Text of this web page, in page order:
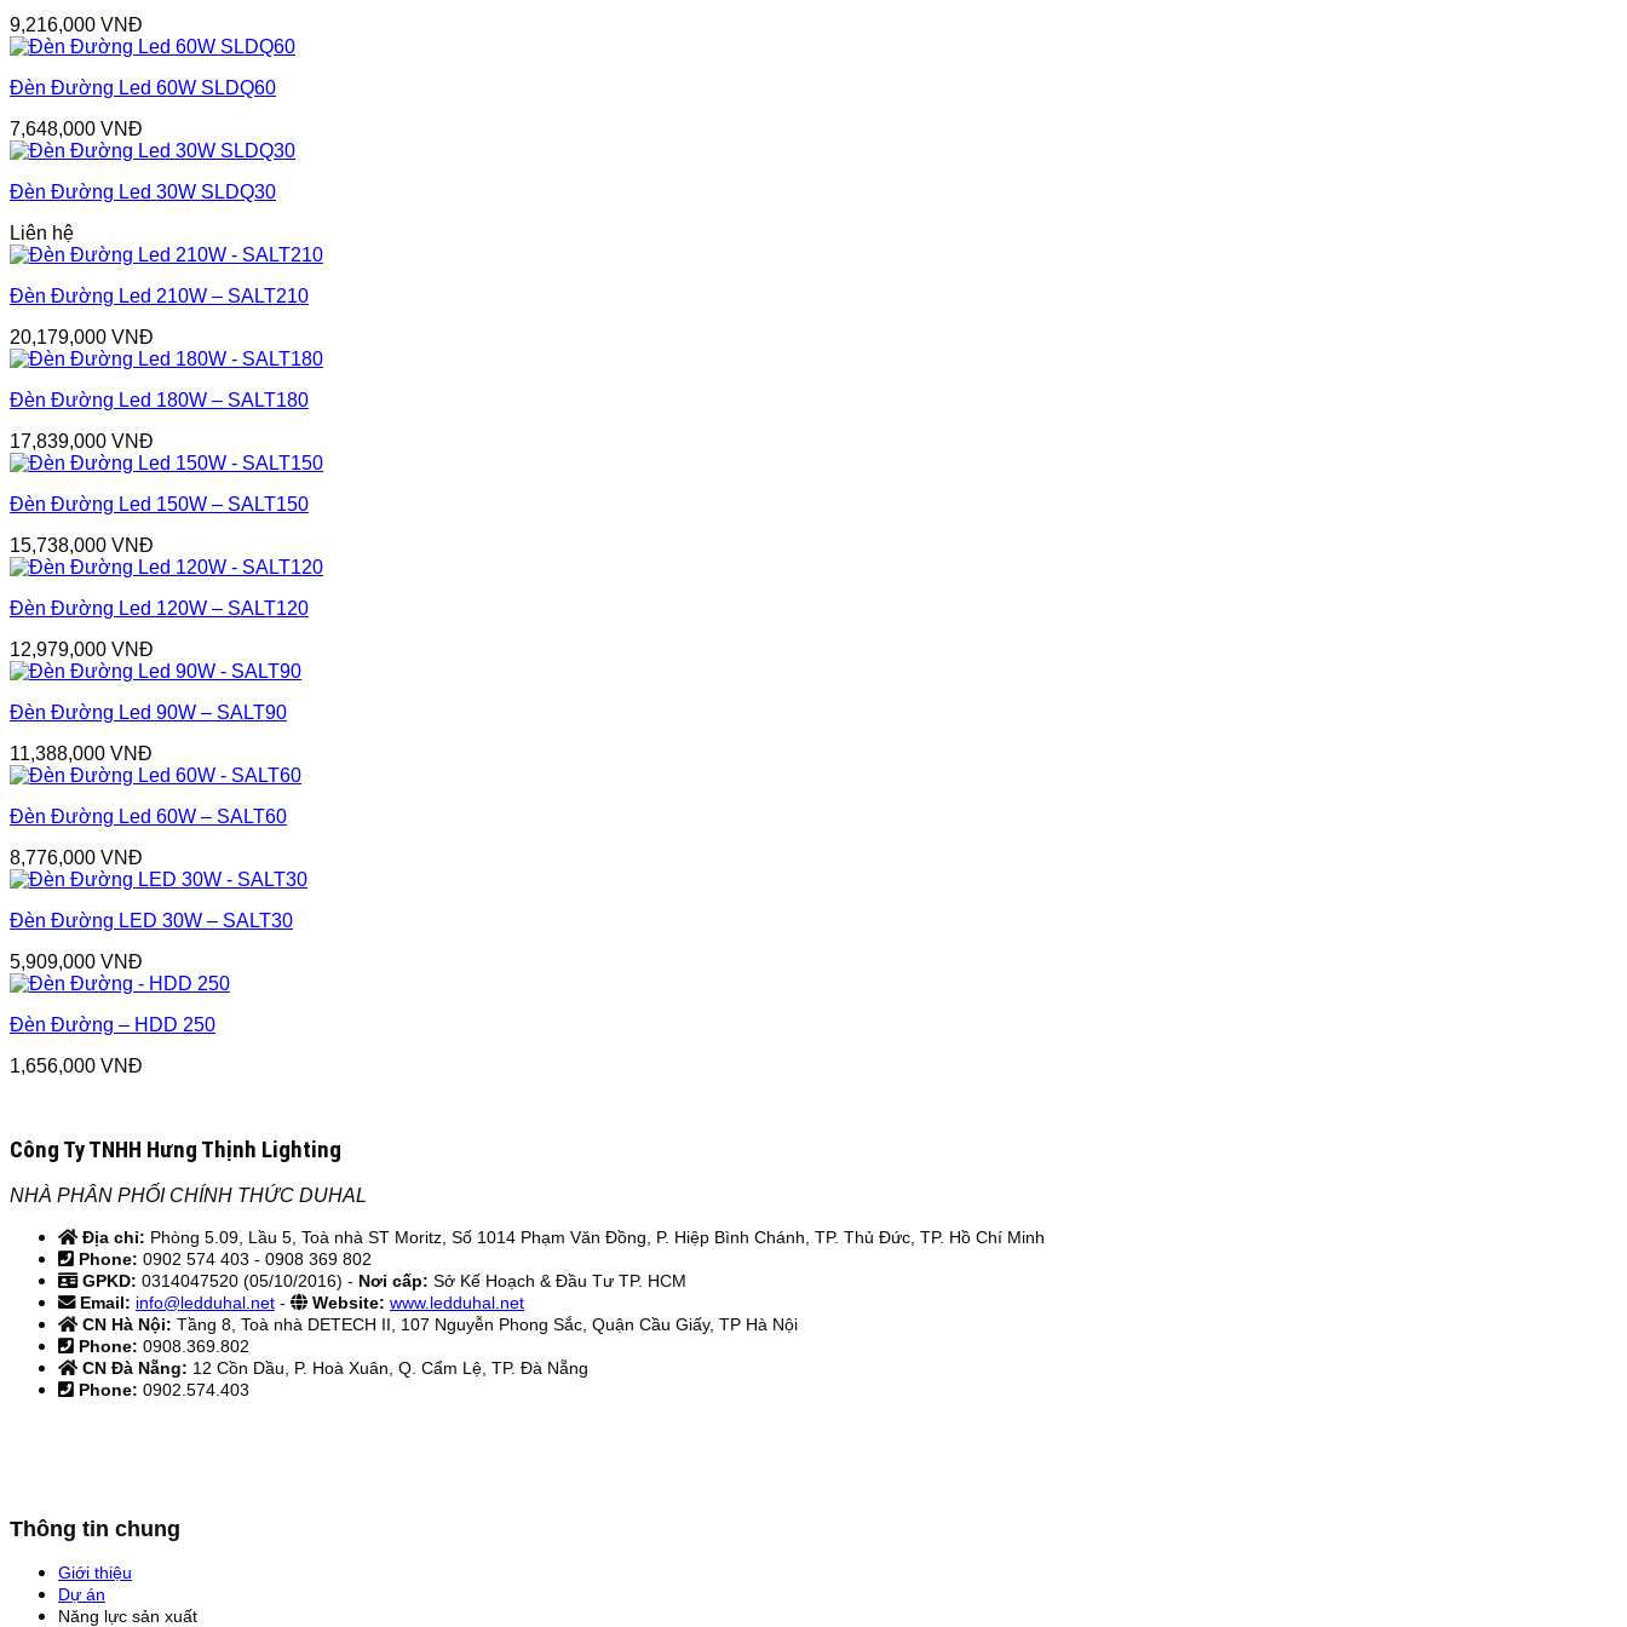
9,216,000 VNĐ
Đèn Đường Led 60W SLDQ60
7,648,000 VNĐ
Đèn Đường Led 30W SLDQ30
Liên hệ
Đèn Đường Led 210W – SALT210
20,179,000 VNĐ
Đèn Đường Led 180W – SALT180
17,839,000 VNĐ
Đèn Đường Led 150W – SALT150
15,738,000 VNĐ
Đèn Đường Led 120W – SALT120
12,979,000 VNĐ
Đèn Đường Led 90W – SALT90
11,388,000 VNĐ
Đèn Đường Led 60W – SALT60
8,776,000 VNĐ
Đèn Đường LED 30W – SALT30
5,909,000 VNĐ
Đèn Đường – HDD 250
1,656,000 VNĐ
Công Ty TNHH Hưng Thịnh Lighting
NHÀ PHÂN PHỐI CHÍNH THỨC DUHAL
Địa chỉ: Phòng 5.09, Lầu 5, Toà nhà ST Moritz, Số 1014 Phạm Văn Đồng, P. Hiệp Bình Chánh, TP. Thủ Đức, TP. Hồ Chí Minh
Phone: 0902 574 403 - 0908 369 802
GPKD: 0314047520 (05/10/2016) - Nơi cấp: Sở Kế Hoạch & Đầu Tư TP. HCM
Email: info@ledduhal.net - Website: www.ledduhal.net
CN Hà Nội: Tầng 8, Toà nhà DETECH II, 107 Nguyễn Phong Sắc, Quận Cầu Giấy, TP Hà Nội
Phone: 0908.369.802
CN Đà Nẵng: 12 Cồn Dầu, P. Hoà Xuân, Q. Cẩm Lệ, TP. Đà Nẵng
Phone: 0902.574.403
Thông tin chung
Giới thiệu
Dự án
Năng lực sản xuất